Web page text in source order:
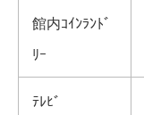
館内ｺｲﾝﾗﾝﾄﾞ
ﾘｰ
ﾃﾚﾋﾞ